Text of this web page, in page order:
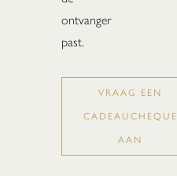
ontvanger
past.
VRAAG EEN
CADEAUCHEQUE
AAN